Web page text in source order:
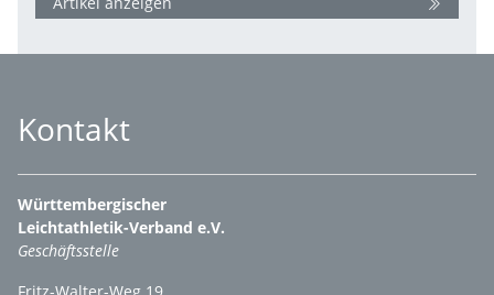
Kontakt
Württembergischer
Leichtathletik-Verband e.V.
Geschäftsstelle